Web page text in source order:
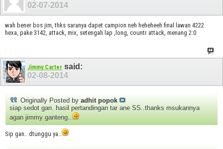
02-07-2014
wah bener bos jim, thks saranya dapet campion neh heheheeh final lawan 4222
hexa, pake 3142, attack, mix, setengah lap ,long, countr attack, menang 2:0
Jimmy Carter said:
02-08-2014
Originally Posted by adhit popok
siap sedot gan. hasil pertandingan tar ane SS..thanks msukannya
agan jimmy ganteng..
Sip gan.. dtunggu ya..